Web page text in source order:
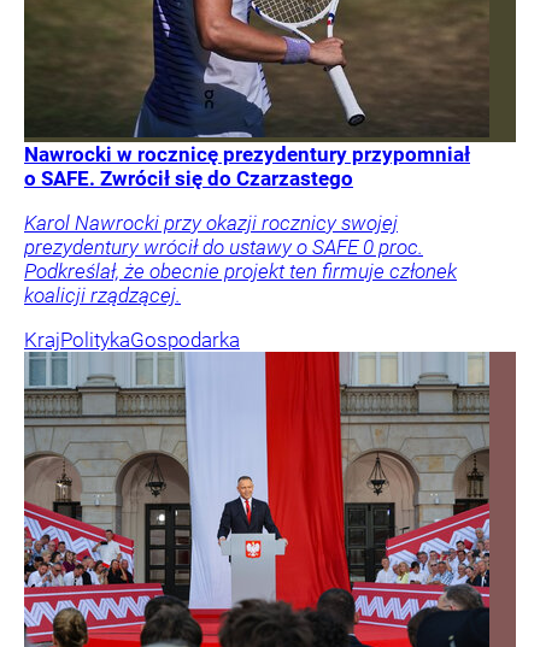
Nawrocki w rocznicę prezydentury przypomniał
o SAFE. Zwrócił się do Czarzastego
Karol Nawrocki przy okazji rocznicy swojej
prezydentury wrócił do ustawy o SAFE 0 proc.
Podkreślał, że obecnie projekt ten firmuje członek
koalicji rządzącej.
KrajPolitykaGospodarka